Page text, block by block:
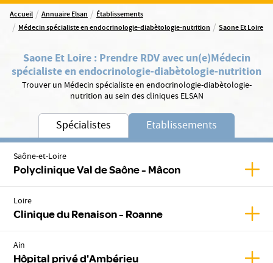
Accueil / Annuaire Elsan / Établissements
/ Médecin spécialiste en endocrinologie-diabètologie-nutrition / Saone Et Loire
Saone Et Loire: Prendre RDV avec un(e)Médecin
spécialiste en endocrinologie-diabètologie-nutrition
Trouver un Médecin spécialiste en endocrinologie-diabètologie-
nutrition au sein des cliniques ELSAN
Spécialistes Etablissements
Saône-et-Loire
Polyclinique Val de Saône - Mâcon
Loire
Clinique du Renaison - Roanne
Ain
Hôpital privé d'Ambérieu